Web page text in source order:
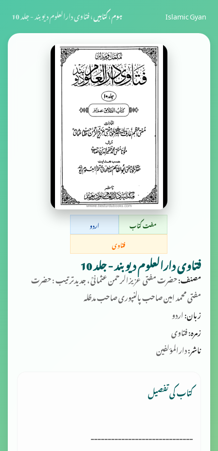
Islamic Gyan ہوم›کتابیں›فتاوی دارالعلوم دیوبند - جلد 10
مفت کتاب
اردو
فتاوی
فتاوی دارالعلوم دیوبند - جلد 10
مصنف:حضرت مفتی عزیزالرحمن عثمانیؒ ، جدید‌ترتیب : حضرت
مفتی محمد‌ امین صاحب پالنپوری صاحب مدظلہ
زبان:اردو
زمرہ:فتاوی
ناشر:دارالمؤلفین
کتاب کی تفصیل
------------------------------